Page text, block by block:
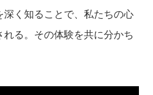
深く知ることで、私たちの心
る。その体験を共に分かち